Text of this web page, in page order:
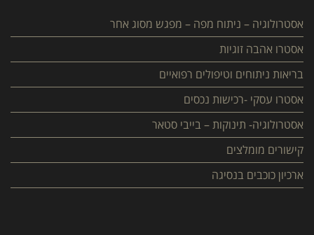
אסטרולוגיה – ניתוח מפה – מפגש מסוג אחר
אסטרו אהבה זוגיות
בריאות ניתוחים וטיפולים רפואיים
אסטרו עסקי -רכישות נכסים
אסטרולוגיה- תינוקות – בייבי סטאר
קישורים מומלצים
ארכיון כוכבים בנסיגה